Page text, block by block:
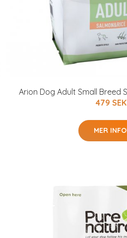
Arion Dog Adult Small Breed
479 SEK
MER